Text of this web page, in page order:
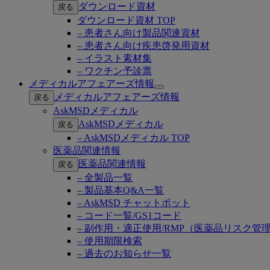
戻る
ダウンロード資材
ダウンロード資材 TOP
– 患者さん向け製品関連資材
– 患者さん向け疾患啓発用資材
– イラスト素材集
– ワクチン予診票
メディカルアフェアーズ情報
Open
submenu
戻る
メディカルアフェアーズ情報
AskMSDメディカル
戻る
AskMSDメディカル
– AskMSDメディカル TOP
医薬品関連情報
戻る
医薬品関連情報
– 全製品一覧
– 製品基本Q&A一覧
– AskMSD チャットボット
– コード一覧/GS1コード
– 副作用・適正使用/RMP（医薬品リスク管
– 使用期限検索
– 過去のお知らせ一覧